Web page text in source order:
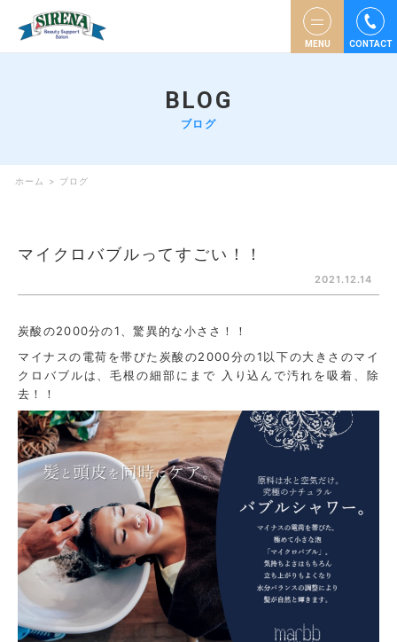
MENU CONTACT
BLOG
ブログ
ホーム > ブログ
マイクロバブルってすごい！！
2021.12.14
炭酸の2000分の1、驚異的な小ささ！！
マイナスの電荷を帯びた炭酸の2000分の1以下の大きさのマイ
クロバブルは、毛根の細部にまで 入り込んで汚れを吸着、除
去！！